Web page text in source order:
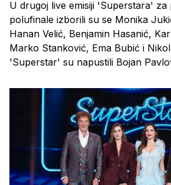
U drugoj live emisiji 'Superstara'
polufinale izborili su se Monika
Hanan Velić, Benjamin Hasanić,
Marko Stanković, Ema Bubić i
'Superstar' su napustili Bojan